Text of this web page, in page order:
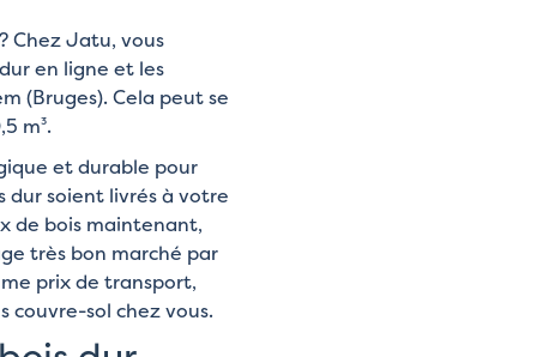
Chez Jatu, vous
en ligne et les
(Bruges). Cela peut se
m³.
et durable pour
dur soient livrés à votre
de bois maintenant,
très bon marché par
prix de transport,
couvre-sol chez vous.